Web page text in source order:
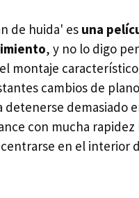
de huida' es una
, y no lo digo
montaje
cambios de
detenerse demasiado
con mucha rapidez
centrarse en el interior